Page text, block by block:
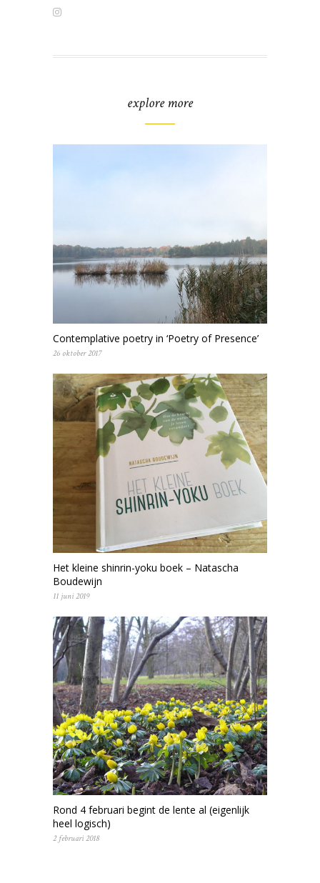
explore more
Contemplative poetry in ‘Poetry of Presence’
26 oktober 2017
Het kleine shinrin-yoku boek – Natascha
Boudewijn
11 juni 2019
Rond 4 februari begint de lente al (eigenlijk
heel logisch)
2 februari 2018